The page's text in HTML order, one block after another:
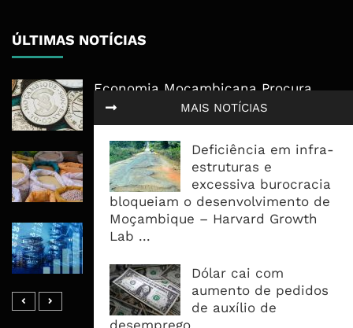
MAIS NOTÍCIAS
Deficiência em infra-
estruturas e
excessiva burocracia
bloqueiam o desenvolvimento de
Moçambique – Harvard Growth
Lab ...
Dólar cai com
aumento de pedidos
de auxílio de
desemprego
ÚLTIMAS NOTÍCIAS
Economia Moçambicana Procura
Recuperar em 2026, Mas Crédito,
Dívida e Divisas Limitam Aceleração
Commodities Agrícolas Entram Numa
Nova Fase de Risco Após Meses de
Oferta Confortável
Dívida Pública Sobe Para 75,2% do
Endividamento Interno